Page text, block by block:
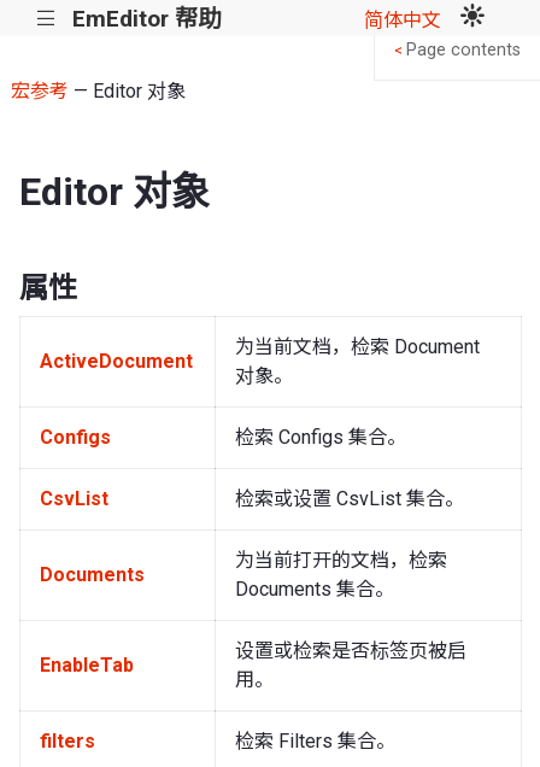
||| EmEditor 帮助 简体中文
宏参考 — Editor 对象
Editor 对象
属性
ActiveDocument
为当前文档，检索 Document
对象。
Configs 检索 Configs 集合。
CsvList 检索或设置 CsvList 集合。
Documents
为当前打开的文档，检索
Documents 集合。
EnableTab
设置或检索是否标签页被启
用。
filters 检索 Filters 集合。
< Page contents